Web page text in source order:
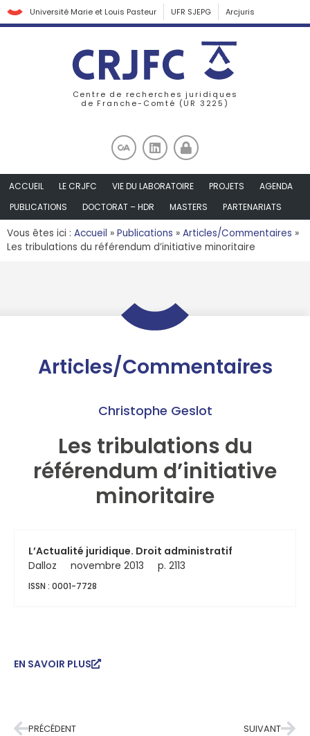
Université Marie et Louis Pasteur UFR SJEPG Arcjuris
Centre de recherches juridiques
de Franche-Comté (UR 3225)
ACCUEIL LE CRJFC VIE DU LABORATOIRE PROJETS
AGENDA
PUBLICATIONS
DOCTORAT – HDR MASTERS PARTENARIATS
Vous êtes ici : Accueil » Publications » Articles/Commentaires »
Les tribulations du référendum d’initiative minoritaire
Articles/Commentaires
Christophe Geslot
Les tribulations du
référendum d’initiative
minoritaire
L’Actualité juridique. Droit administratif
Dalloz
novembre 2013 p. 2113
ISSN : 0001-7728
EN SAVOIR PLUS
PRÉCÉDENT SUIVANT